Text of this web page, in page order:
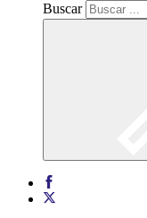
Buscar